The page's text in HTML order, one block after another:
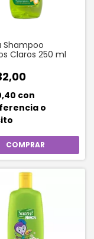
Shampoo
Claros 250 ml
con
o